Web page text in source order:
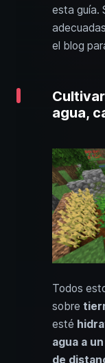
esta guía.
el blog
agua,
Todos
sobre
esté
agua a
de